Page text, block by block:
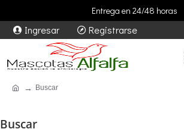
Entrega en 24/48 horas
Trabajamos con las mejores
Ingresar Registrarse
Buscar
Buscar